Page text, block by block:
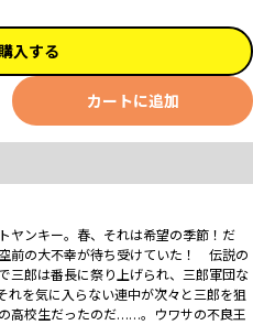
入する
カートに追加
ヤンキー。春、それは希望の季節！だ
前の大不幸が待ち受けていた！ 伝説の
三郎は番長に祭り上げられ、三郎軍団な
れを気に入らない連中が次々と三郎を狙
高校生だったのだ……。ウワサの不良王